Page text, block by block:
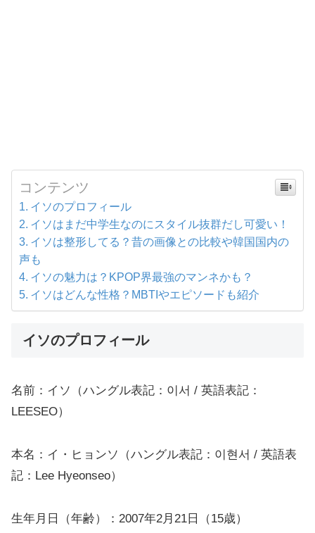
コンテンツ
イソのプロフィール
イソはまだ中学生なのにスタイル抜群だし可愛い！
イソは整形してる？昔の画像との比較や韓国国内の
声も
イソの魅力は？KPOP界最強のマンネかも？
イソはどんな性格？MBTIやエピソードも紹介
イソのプロフィール
名前：イソ（ハングル表記：이서 / 英語表記：
LEESEO）
本名：イ・ヒョンソ（ハングル表記：이현서 / 英語表
記：Lee Hyeonseo）
生年月日（年齢）：2007年2月21日（15歳）